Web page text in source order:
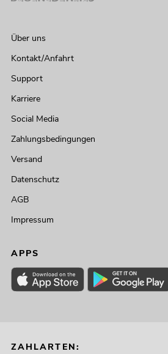
Über uns
Kontakt/Anfahrt
Support
Karriere
Social Media
Zahlungsbedingungen
Versand
Datenschutz
AGB
Impressum
APPS
ZAHLARTEN: